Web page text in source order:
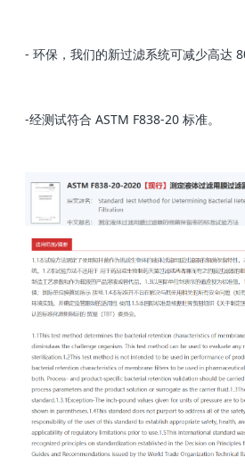
- 环保，我们的新过滤系统可减少高达
-经测试符合 ASTM F838-20 标准。